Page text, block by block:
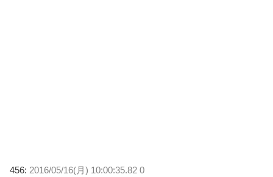
456: 2016/05/16(月) 10:00:35.82 0